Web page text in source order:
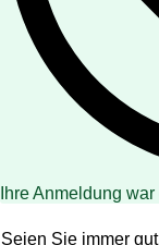
Ihre Anmeldung
Seien Sie immer